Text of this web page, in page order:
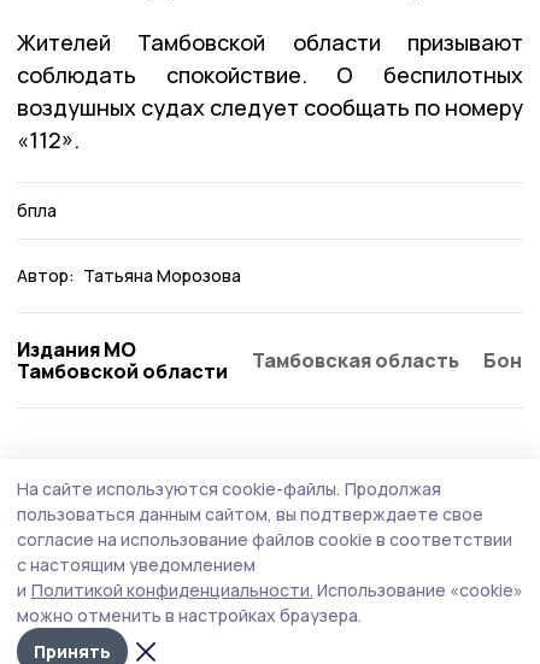
Жителей Тамбовской области призывают
соблюдать спокойствие. О беспилотных
воздушных судах следует сообщать по номеру
«112».
бпла
Автор: Татьяна Морозова
Издания МО
Тамбовской области
Тамбовская область
В небе над Тамбовской областью ночью
сбили БПЛА
Министерство обороны РФ сообщило об уничтожении
274 украинских беспилотников над регионами России.
На сайте используются cookie-файлы. Продолжая
пользоваться данным сайтом, вы подтверждаете свое
согласие на использование файлов cookie в соответствии
с настоящим уведомлением
и Политикой конфиденциальности. Использование «cookie»
можно отменить в настройках браузера.
Принять